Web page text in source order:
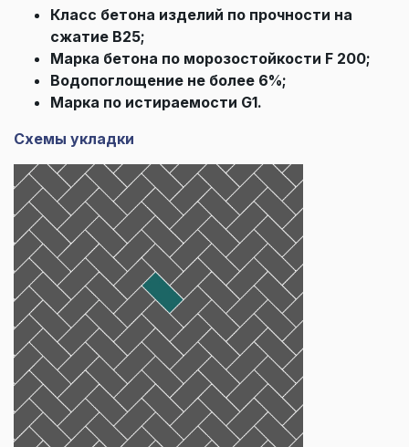
Класс бетона изделий по прочности на
сжатие В25;
Марка бетона по морозостойкости F 200;
Водопоглощение не более 6%;
Марка по истираемости G1.
Схемы укладки